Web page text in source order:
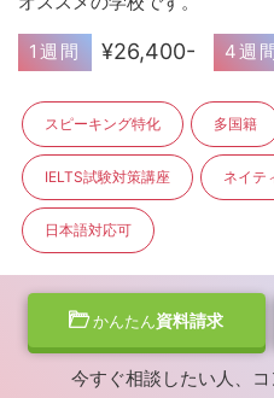
1週間 ¥26,400- 4週間
スピーキング特化 多国籍
IELTS試験対策講座 ネイテ
日本語対応可
かんたん資料請求
今すぐ相談したい人、